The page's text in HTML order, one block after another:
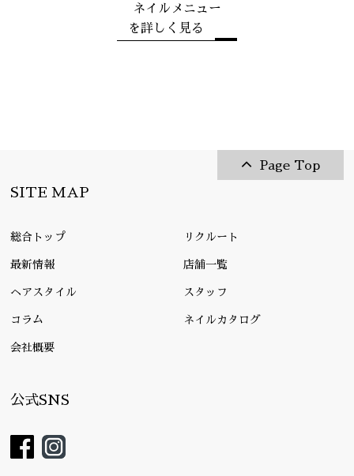
ネイルメニュー
を詳しく見る
Page Top
SITE MAP
総合トップ リクルート
最新情報 店舗一覧
ヘアスタイル スタッフ
コラム ネイルカタログ
会社概要
公式SNS